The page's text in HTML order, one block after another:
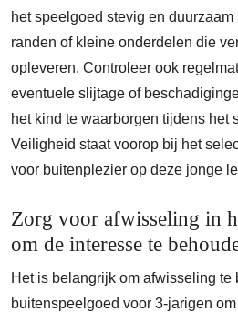
het speelgoed stevig en
randen of kleine onderdelen die
opleveren. Controleer ook
eventuele slijtage of
het kind te waarborgen tijdens het
Veiligheid staat voorop bij het
voor buitenplezier op deze jonge
Zorg voor afwisseling in
om de interesse te
Het is belangrijk om afwisseling te
buitenspeelgoed voor 3-jarigen